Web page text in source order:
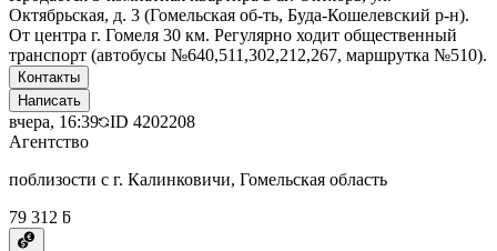
Октябрьская, д. 3 (Гомельская об-ть, Буда-Кошелевский р-н).
От центра г. Гомеля 30 км. Регулярно ходит общественный
транспорт (автобусы №640,511,302,212,267, маршрутка №510).
Контакты
Написать
вчера, 16:39 ID 4202208
Агентство
поблизости с г. Калинковичи, Гомельская область
79 312 ƃ